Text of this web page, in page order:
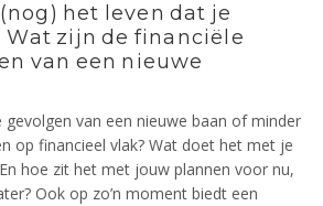
het leven dat je
Wat zijn de financiële
van een nieuwe
gevolgen van een nieuwe baan of minder
op financieel vlak? Wat doet het met je
hoe zit het met jouw plannen voor nu,
Ook op zo’n moment biedt een